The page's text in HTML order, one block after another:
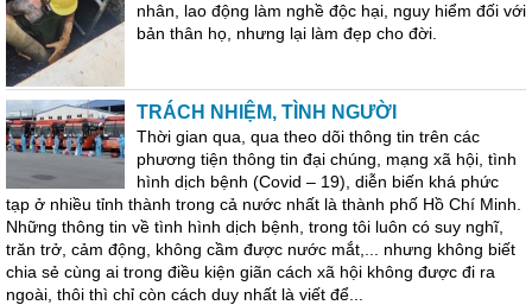
nhân, lao động làm nghề độc hại, nguy hiểm đối với
bản thân họ, nhưng lại làm đẹp cho đời.
TRÁCH NHIỆM, TÌNH NGƯỜI
Thời gian qua, qua theo dõi thông tin trên các
phương tiện thông tin đại chúng, mạng xã hội, tình
hình dịch bệnh (Covid – 19), diễn biến khá phức
tạp ở nhiều tỉnh thành trong cả nước nhất là thành phố Hồ Chí Minh.
Những thông tin về tình hình dịch bệnh, trong tôi luôn có suy nghĩ,
trăn trở, cảm động, không cầm được nước mắt,... nhưng không biết
chia sẻ cùng ai trong điều kiện giãn cách xã hội không được đi ra
ngoài, thôi thì chỉ còn cách duy nhất là viết để...